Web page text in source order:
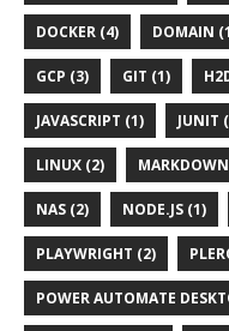
DOCKER (4) DOMAIN
GCP (3) GIT (1)
JAVASCRIPT (1) JUNIT
LINUX (2)
NAS (2) NODE.JS (1)
PLAYWRIGHT (2)
POWER AUTOMATE